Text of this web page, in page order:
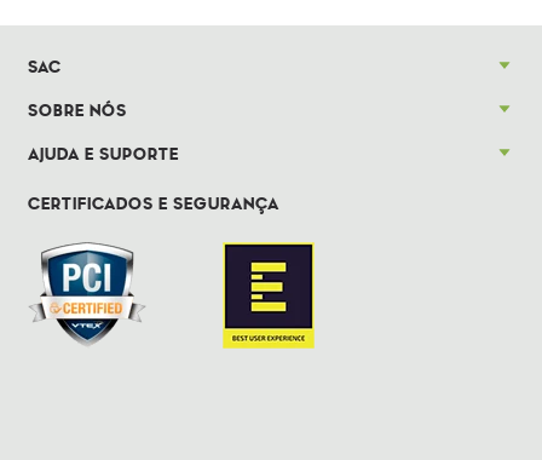
SAC
SOBRE NÓS
AJUDA E SUPORTE
CERTIFICADOS E SEGURANÇA